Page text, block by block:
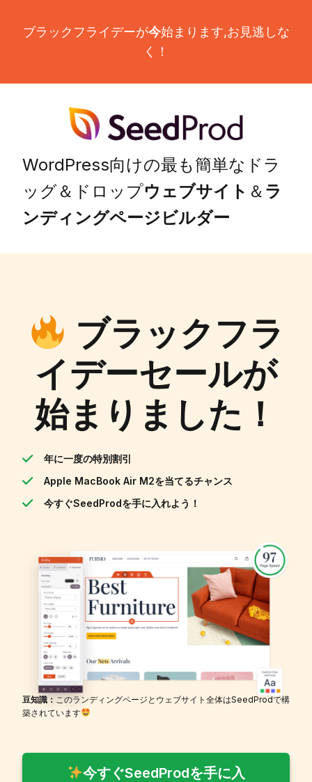
ブラックフライデーが今始まります,お見逃しな
く！
WordPress向けの最も簡単なドラ
ッグ＆ドロップウェブサイト ＆ ラ
ンディングページビルダー
ブラックフラ
イデーセールが
始まりました！
年に一度の特別割引
Apple MacBook Air M2を当てるチャンス
今すぐSeedProdを手に入れよう！
豆知識： このランディングページとウェブサイト全体はSeedProdで構
築されています
今すぐSeedProdを手に入